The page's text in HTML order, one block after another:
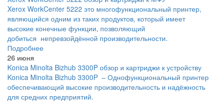
Xerox WorkCenter 5222 это многофункциональный принтер,
являющийся одним из таких продуктов, который имеет
высокие конечные функции, позволяющий
добиться непревзойдённой производительности.
Подробнее
26 июня
Konica Minolta Bizhub 3300P обзор и картриджи к устройству
Konica Minolta Bizhub 3300P – Однофункциональный принтер
обеспечивающий высокие производительность и надёжность
для средних предприятий.